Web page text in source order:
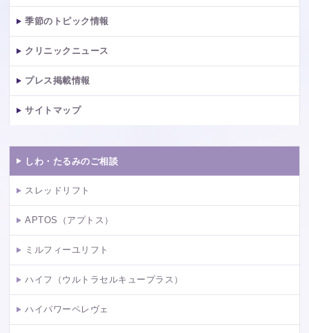
季節のトピック情報
クリニックニュース
プレス掲載情報
サイトマップ
しわ・たるみのご相談
スレッドリフト
APTOS（アプトス）
ミルフィーユリフト
ハイフ（ウルトラセルキュープラス）
ハイパワーペレヴェ